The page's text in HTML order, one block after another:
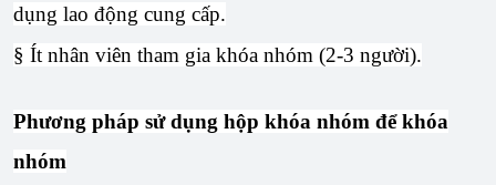
dụng lao động cung cấp.
§ Ít nhân viên tham gia khóa nhóm (2-3 người).
Phương pháp sử dụng hộp khóa nhóm để khóa
nhóm